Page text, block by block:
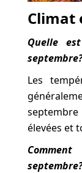
Climat
Quelle
septembre?
Les
élevées et
septembre?